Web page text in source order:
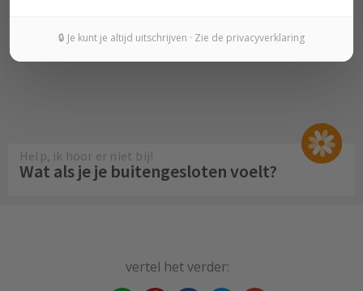
Help, ik hoor er niet bij!
Wat als je je buitengesloten voelt?
vertel het verder:
🔒 Je kunt je altijd uitschrijven · Zie de privacyverklaring